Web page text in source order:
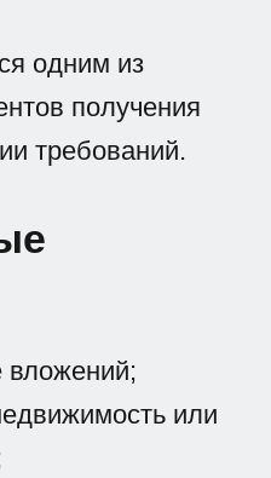
одним из
получения
требований.
вложений;
или